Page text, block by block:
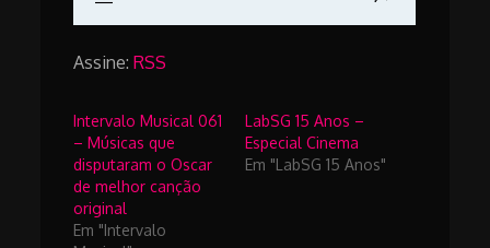
Assine:RSS
Intervalo Musical 061
– Músicas que
disputaram o Oscar
de melhor canção
original
Em "Intervalo
LabSG 15 Anos –
Especial Cinema
Em "LabSG 15 Anos"